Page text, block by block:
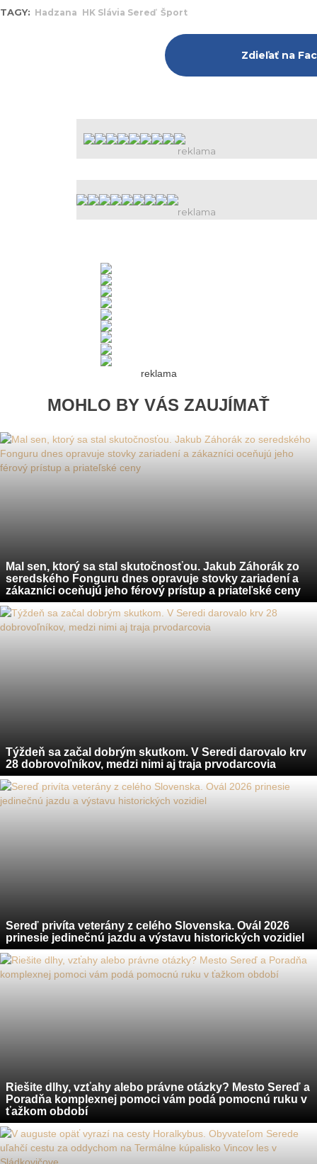
TAGY: Hadzana HK Slávia Sereď Šport
Zdieľať na
reklama
MOHLO BY VÁS ZAUJÍMAŤ
Mal sen, ktorý sa stal skutočnosťou. Jakub Záhorák zo
seredského Fonguru dnes opravuje stovky zariadení a
zákazníci oceňujú jeho férový prístup a priateľské ceny
Týždeň sa začal dobrým skutkom. V Seredi darovalo krv
28 dobrovoľníkov, medzi nimi aj traja prvodarcovia
Sereď privíta veterány z celého Slovenska. Ovál 2026
prinesie jedinečnú jazdu a výstavu historických vozidiel
Riešite dlhy, vzťahy alebo právne otázky? Mesto Sereď a
Poradňa komplexnej pomoci vám podá pomocnú ruku v
ťažkom období